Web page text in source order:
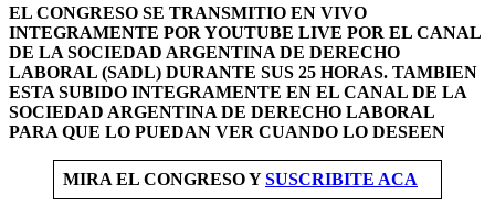
EL CONGRESO SE TRANSMITIO EN VIVO
INTEGRAMENTE POR YOUTUBE LIVE POR EL CANAL
DE LA SOCIEDAD ARGENTINA DE DERECHO
LABORAL (SADL) DURANTE SUS 25 HORAS. TAMBIEN
ESTA SUBIDO INTEGRAMENTE EN EL CANAL DE LA
SOCIEDAD ARGENTINA DE DERECHO LABORAL
PARA QUE LO PUEDAN VER CUANDO LO DESEEN
MIRA EL CONGRESO YSUSCRIBITE ACA